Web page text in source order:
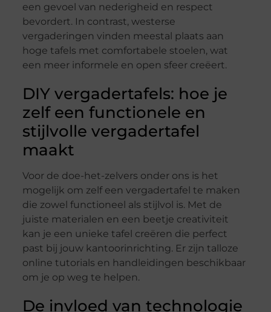
een gevoel van nederigheid en respect
bevordert. In contrast, westerse
vergaderingen vinden meestal plaats aan
hoge tafels met comfortabele stoelen, wat
een meer informele en open sfeer creëert.
DIY vergadertafels: hoe je
zelf een functionele en
stijlvolle vergadertafel
maakt
Voor de doe-het-zelvers onder ons is het
mogelijk om zelf een vergadertafel te maken
die zowel functioneel als stijlvol is. Met de
juiste materialen en een beetje creativiteit
kan je een unieke tafel creëren die perfect
past bij jouw kantoorinrichting. Er zijn talloze
online tutorials en handleidingen beschikbaar
om je op weg te helpen.
De invloed van technologie